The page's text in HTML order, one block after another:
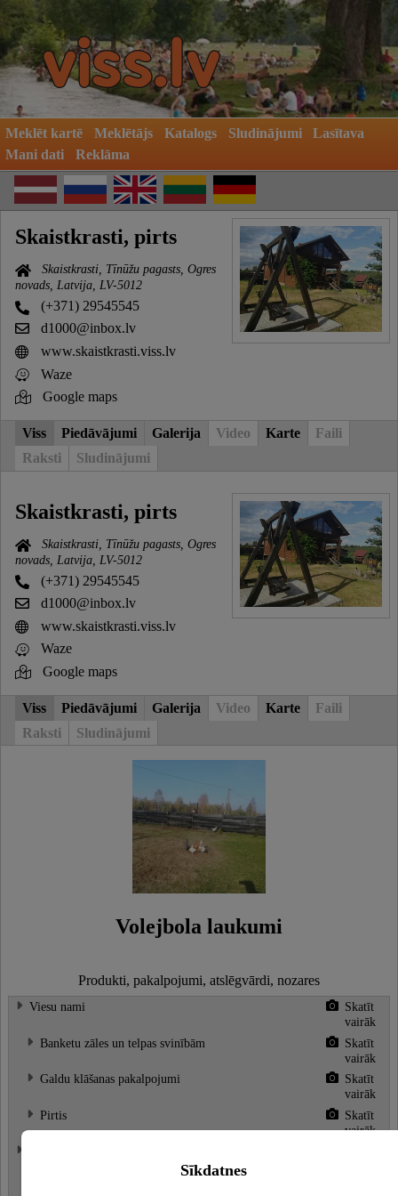
Meklēt kartē Meklētājs Katalogs Sludinājumi
Lasītava
Mani dati
Reklāma
Skaistkrasti, pirts
Skaistkrasti, Tīnūžu pagasts, Ogres
novads, Latvija, LV-5012
(+371) 29545545
d1000@inbox.lv
www.skaistkrasti.viss.lv
Waze
Google maps
Viss Piedāvājumi Galerija Video Karte
Faili
Raksti
Sludinājumi
Skaistkrasti, pirts
Skaistkrasti, Tīnūžu pagasts, Ogres
novads, Latvija, LV-5012
(+371) 29545545
d1000@inbox.lv
www.skaistkrasti.viss.lv
Waze
Google maps
Viss Piedāvājumi Galerija Video Karte
Faili
Raksti
Sludinājumi
Volejbola laukumi
Produkti, pakalpojumi, atslēgvārdi, nozares
Viesu nami
Skatīt
vairāk
Banketu zāles un telpas svinībām
Skatīt
vairāk
Galdu klāšanas pakalpojumi
Skatīt
vairāk
Pirtis
Skatīt
vairāk
Sīkdatnes